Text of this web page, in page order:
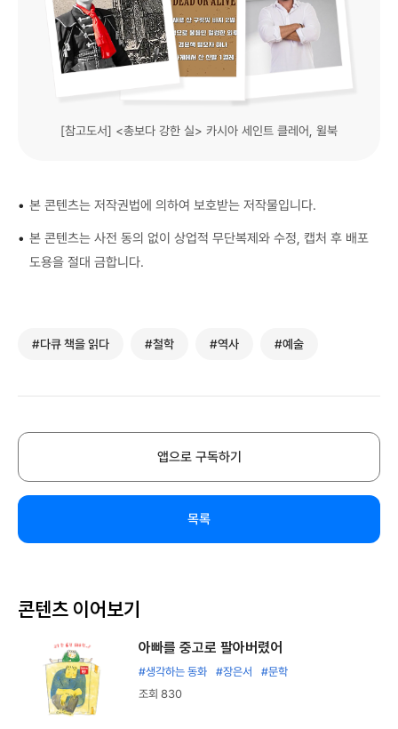
[참고도서] <총보다 강한 실> 카시아 세인트 클레어, 윌북
• 본 콘텐츠는 저작권법에 의하여 보호받는 저작물입니다.
• 본 콘텐츠는 사전 동의 없이 상업적 무단복제와 수정, 캡처 후 배포
도용을 절대 금합니다.
#다큐 책을 읽다 #철학 #역사 #예술
앱으로 구독하기
목록
콘텐츠 이어보기
아빠를 중고로 팔아버렸어
#생각하는 동화 #장은서
#문학
조회 830